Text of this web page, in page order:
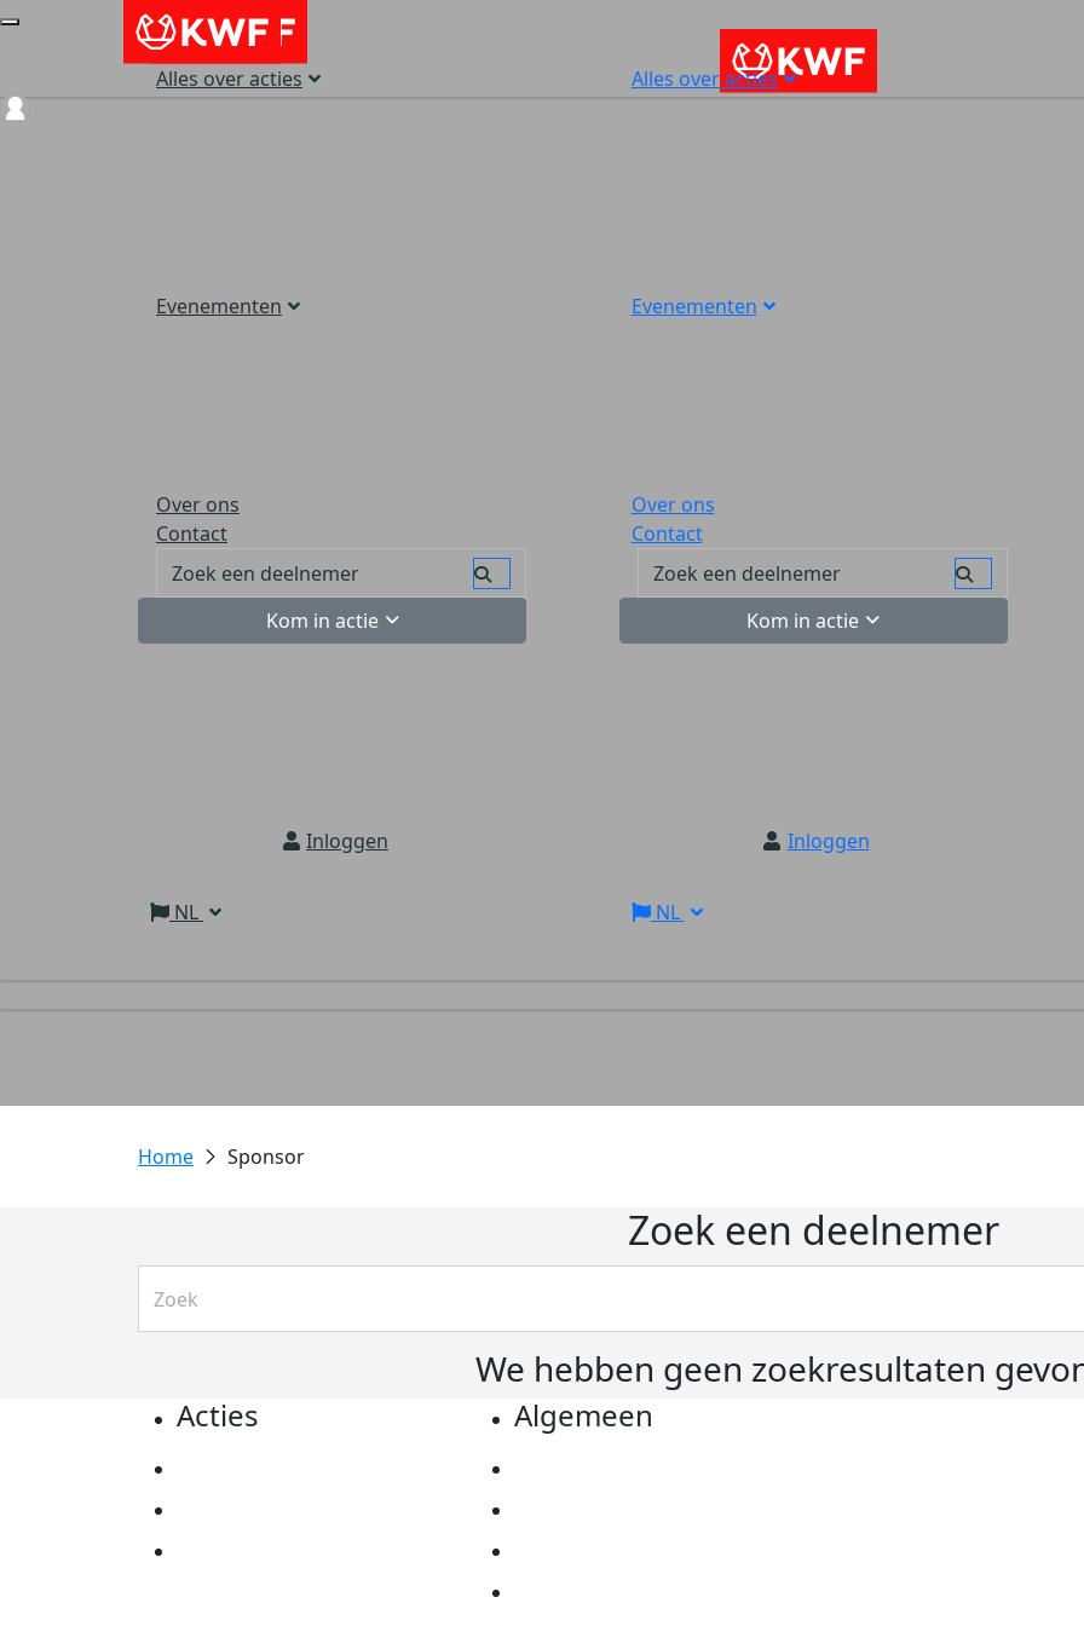
Alles over acties
Evenementen
Over ons
Contact
Kom in actie
Inloggen
NL
Alles over acties
Evenementen
Over ons
Contact
Kom in actie
Inloggen
NL
Sponsor
Zoek een deelnemer
We hebben geen zoekresultaten
Acties Algemeen